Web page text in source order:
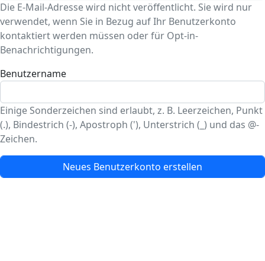
Die E-Mail-Adresse wird nicht veröffentlicht. Sie wird nur
verwendet, wenn Sie in Bezug auf Ihr Benutzerkonto
kontaktiert werden müssen oder für Opt-in-
Benachrichtigungen.
Benutzername
Einige Sonderzeichen sind erlaubt, z. B. Leerzeichen, Punkt
(.), Bindestrich (-), Apostroph ('), Unterstrich (_) und das @-
Zeichen.